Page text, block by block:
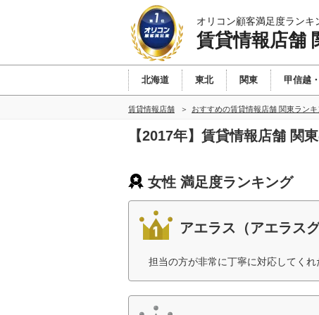
オリコン顧客満足度ランキ
賃貸情報店舗
北海道 東北 関東 甲信越
賃貸情報店舗 おすすめの賃貸情報店舗 関東ラン
【2017年】賃貸情報店舗 関
女性 満足度ランキング
アエラス（アエラス
担当の方が非常に丁寧に対応してくれ